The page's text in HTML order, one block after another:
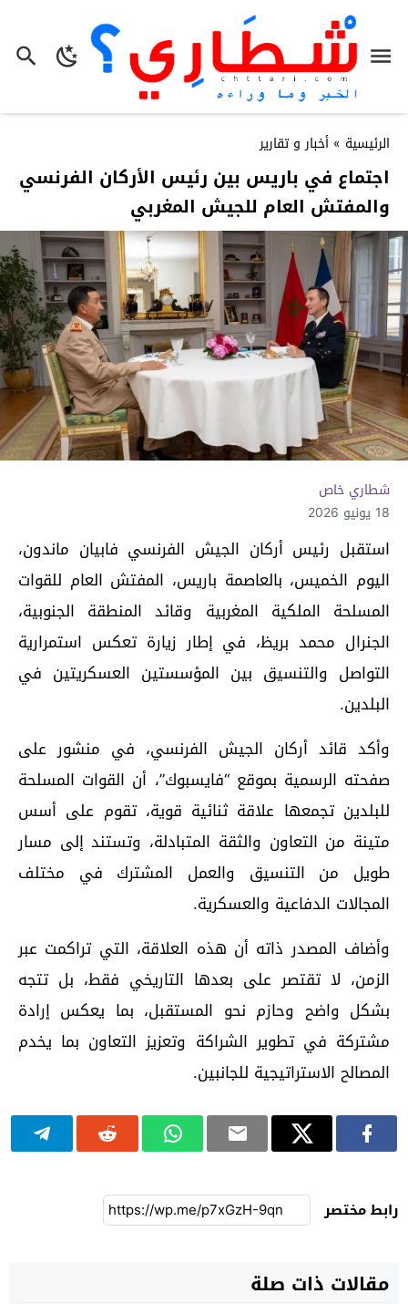
الرئيسية » أخبار و تقارير
اجتماع في باريس بين رئيس الأركان الفرنسي
والمفتش العام للجيش المغربي
شطاري خاص
18 يونيو 2026
استقبل رئيس أركان الجيش الفرنسي فابيان ماندون،
اليوم الخميس، بالعاصمة باريس، المفتش العام للقوات
المسلحة الملكية المغربية وقائد المنطقة الجنوبية،
الجنرال محمد بريظ، في إطار زيارة تعكس استمرارية
التواصل والتنسيق بين المؤسستين العسكريتين في
البلدين.
وأكد قائد أركان الجيش الفرنسي، في منشور على
صفحته الرسمية بموقع “فايسبوك”، أن القوات المسلحة
للبلدين تجمعها علاقة ثنائية قوية، تقوم على أسس
متينة من التعاون والثقة المتبادلة، وتستند إلى مسار
طويل من التنسيق والعمل المشترك في مختلف
المجالات الدفاعية والعسكرية.
وأضاف المصدر ذاته أن هذه العلاقة، التي تراكمت عبر
الزمن، لا تقتصر على بعدها التاريخي فقط، بل تتجه
بشكل واضح وحازم نحو المستقبل، بما يعكس إرادة
مشتركة في تطوير الشراكة وتعزيز التعاون بما يخدم
المصالح الاستراتيجية للجانبين.
رابط مختصر
مقالات ذات صلة